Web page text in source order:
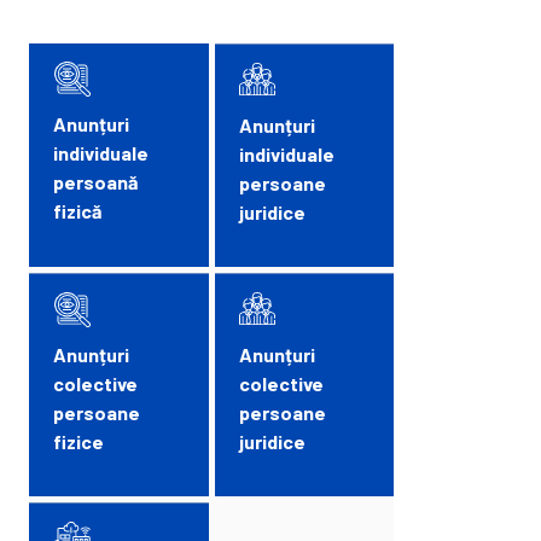
Anunțuri
individuale
persoană
fizică
Anunțuri
colective
persoane
fizice
Anunțuri
individuale
persoane
juridice
Anunțuri
colective
persoane
juridice